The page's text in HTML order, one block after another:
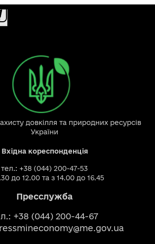
довкілля та природних ресурсів
України
Вхідна кореспонденція
тел.: +38 (044) 200-47-53
до 12.00 та з 14.00 до 16.45
Пресслужба
+38 (044) 200-44-67